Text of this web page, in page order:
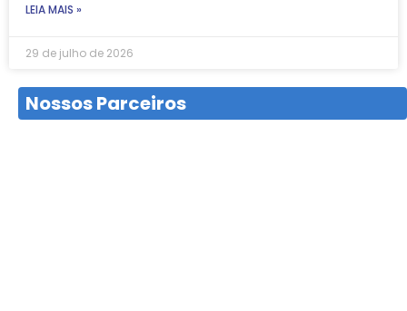
LEIA MAIS »
29 de julho de 2026
Nossos Parceiros